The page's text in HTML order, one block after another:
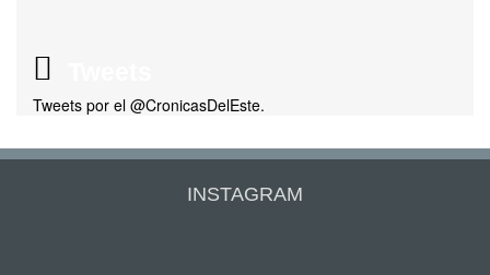
Tweets por el @CronicasDelEste.
INSTAGRAM